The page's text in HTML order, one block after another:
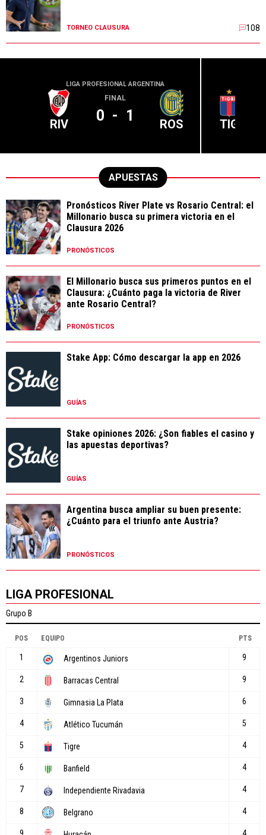
TORNEO CLAUSURA 108
LIGA PROFESIONAL ARGENTINA
RIV
FINAL
0 - 1 ROS TIG
APUESTAS
Pronósticos River Plate vs Rosario Central: el
Millonario busca su primera victoria en el
Clausura 2026
PRONÓSTICOS
El Millonario busca sus primeros puntos en el
Clausura: ¿Cuánto paga la victoria de River
ante Rosario Central?
PRONÓSTICOS
Stake App: Cómo descargar la app en 2026
GUÍAS
Stake opiniones 2026: ¿Son fiables el casino y
las apuestas deportivas?
GUÍAS
Argentina busca ampliar su buen presente:
¿Cuánto para el triunfo ante Austria?
PRONÓSTICOS
LIGA PROFESIONAL